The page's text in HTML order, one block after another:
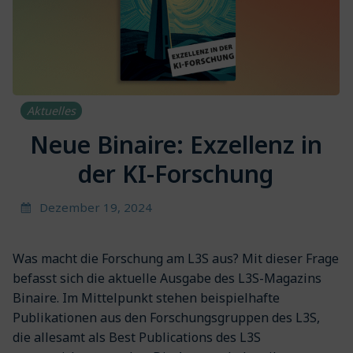
Aktuelles
Neue Binaire: Exzellenz in
der KI-Forschung
Dezember 19, 2024
Was macht die Forschung am L3S aus? Mit dieser Frage
befasst sich die aktuelle Ausgabe des L3S-Magazins
Binaire. Im Mittelpunkt stehen beispielhafte
Publikationen aus den Forschungsgruppen des L3S,
die allesamt als Best Publications des L3S